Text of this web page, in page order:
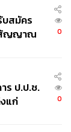
บสมัคร
สัญญาณ
0
ร ป.ป.ช.
แก่
0